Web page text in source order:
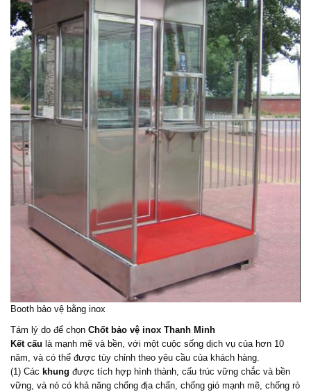
Booth bảo vệ bằng inox
Tám lý do để chọn Chốt bảo vệ inox Thanh Minh
Kết cấu là mạnh mẽ và bền, với một cuộc sống dịch vụ của hơn 10
năm, và có thể được tùy chỉnh theo yêu cầu của khách hàng.
(1) Các khung được tích hợp hình thành, cấu trúc vững chắc và bền
vững, và nó có khả năng chống địa chấn, chống gió mạnh mẽ, chống rò